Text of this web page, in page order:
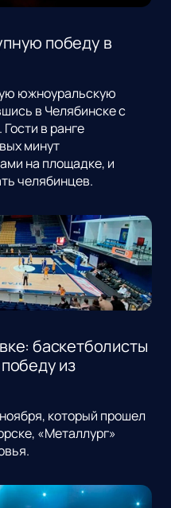
победу в
южноуральскую
в Челябинске с
в ранге
минут
на площадке, и
челябинцев.
баскетболисты
из
который прошел
«Металлург»